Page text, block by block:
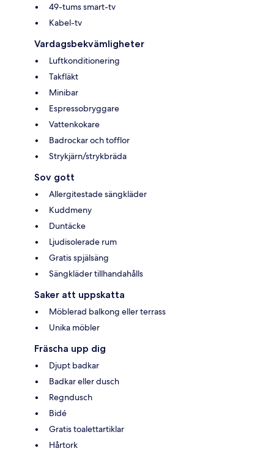
49-tums smart-tv
Kabel-tv
Vardagsbekvämligheter
Luftkonditionering
Takfläkt
Minibar
Espressobryggare
Vattenkokare
Badrockar och tofflor
Strykjärn/strykbräda
Sov gott
Allergitestade sängkläder
Kuddmeny
Duntäcke
Ljudisolerade rum
Gratis spjälsäng
Sängkläder tillhandahålls
Saker att uppskatta
Möblerad balkong eller terrass
Unika möbler
Fräscha upp dig
Djupt badkar
Badkar eller dusch
Regndusch
Bidé
Gratis toalettartiklar
Hårtork